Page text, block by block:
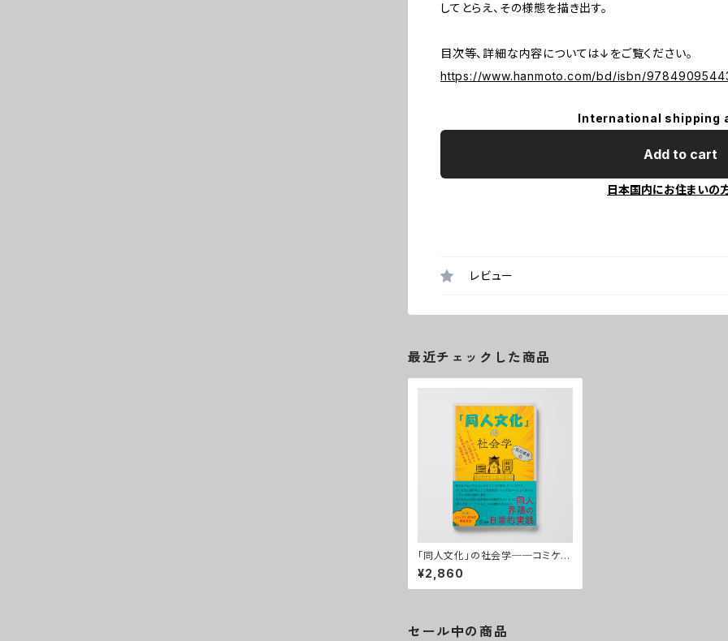
してとらえ、その様態を描き出す。
目次等、詳細な内容については↓をご覧ください。
https://www.hanmoto.com/bd/isbn/
International shipping
Add to cart
日本国内にお住まいの
レビュー
最近チェックした商品
「同人文化」の社会学──コミケを
はじめとする同人誌即売会とその
参加者の織りなす生態系を描く
¥2,860
セール中の商品